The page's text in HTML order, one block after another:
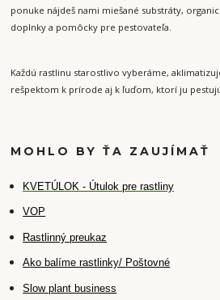
ponuke nájdeš nami miešané substráty,
doplnky a pomôcky pre pestovateľa.
Každú rastlinu starostlivo vyberáme,
rešpektom k prírode aj k ľuďom, ktorí ju
MOHLO BY ŤA ZAUJÍMAŤ
KVETÚLOK - Útulok pre rastliny
VOP
Rastlinný preukaz
Ako balíme rastlinky/ Poštovné
Slow plant business